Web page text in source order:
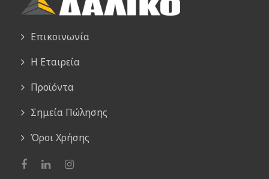
Επικοινωνία
Η Εταιρεία
Προϊόντα
Σημεία Πώλησης
Όροι Χρήσης